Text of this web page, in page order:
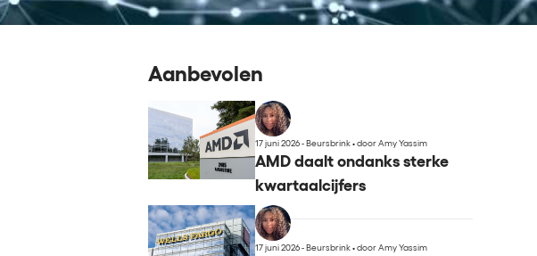
Aanbevolen
17 juni 2026 - Beursbrink•door Amy Yassim
AMD daalt ondanks sterke
kwartaalcijfers
17 juni 2026 - Beursbrink•door Amy Yassim